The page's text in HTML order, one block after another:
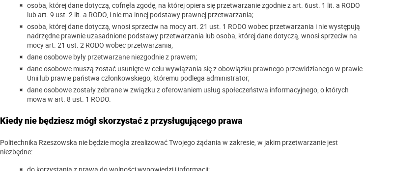
osoba, której dane dotyczą, cofnęła zgodę, na której opiera się przetwarzanie zgodnie z art. 6ust. 1 lit. a RODO
lub art. 9 ust. 2 lit. a RODO, i nie ma innej podstawy prawnej przetwarzania;
osoba, której dane dotyczą, wnosi sprzeciw na mocy art. 21 ust. 1 RODO wobec przetwarzania i nie występują
nadrzędne prawnie uzasadnione podstawy przetwarzania lub osoba, której dane dotyczą, wnosi sprzeciw na
mocy art. 21 ust. 2 RODO wobec przetwarzania;
dane osobowe były przetwarzane niezgodnie z prawem;
dane osobowe muszą zostać usunięte w celu wywiązania się z obowiązku prawnego przewidzianego w prawie
Unii lub prawie państwa członkowskiego, któremu podlega administrator;
dane osobowe zostały zebrane w związku z oferowaniem usług społeczeństwa informacyjnego, o których
mowa w art. 8 ust. 1 RODO.
Kiedy nie będziesz mógł skorzystać z przysługującego prawa
Politechnika Rzeszowska nie będzie mogła zrealizować Twojego żądania w zakresie, w jakim przetwarzanie jest
niezbędne: